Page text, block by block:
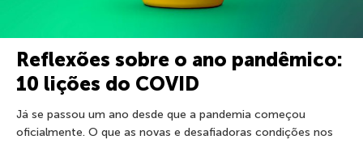
Reflexões sobre o ano pandêmico:
10 lições do COVID
Já se passou um ano desde que a pandemia começou
oficialmente. O que as novas e desafiadoras condições nos